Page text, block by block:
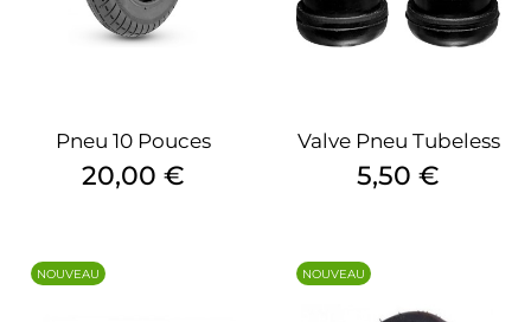
Pneu 10 Pouces
Prix
20,00 €
Valve Pneu Tubeless
Prix
5,50 €
NOUVEAU NOUVEAU